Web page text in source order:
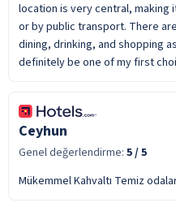
location is very central,
or by public transport. There
dining, drinking, and shopping
definitely be one of my first
Ceyhun
Genel değerlendirme: 5/ 5
Mükemmel Kahvaltı Temiz